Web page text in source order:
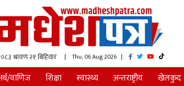
| Thu, 06 Aug 2026 |
वाणिज शिक्षा स्वास्थ्य अन्तराष्ट्रीय खेलकुद